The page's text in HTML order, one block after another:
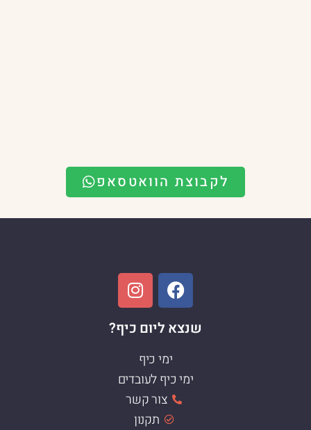
לקבוצת הוואטסאפ
שנצא ליום כיף?
ימי כיף
ימי כיף לעובדים
צור קשר
תקנון